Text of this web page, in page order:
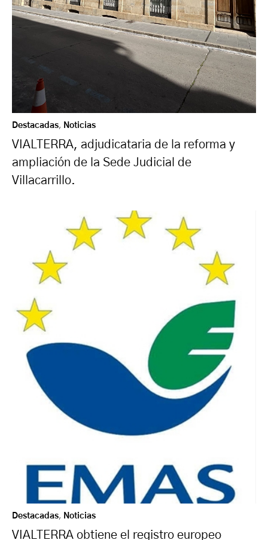
Destacadas, Noticias
VIALTERRA, adjudicataria de la reforma y
ampliación de la Sede Judicial de
Villacarrillo.
Destacadas, Noticias
VIALTERRA obtiene el registro europeo